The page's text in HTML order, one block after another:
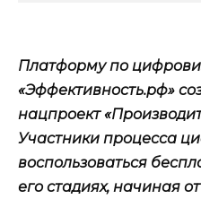
Платформу по
«Эффективность.рф»
нацпроект
Участники процесса
воспользоваться
его стадиях, начиная